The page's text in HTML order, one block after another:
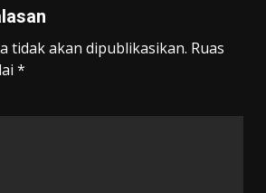
tidak akan dipublikasikan. Ruas
*